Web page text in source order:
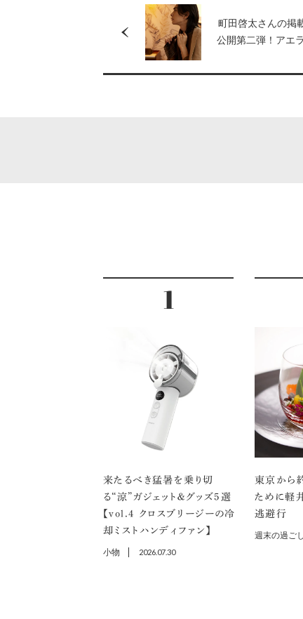
町田啓太さんの掲
公開第二弾！アエ
発売！
来たるべき猛暑を乗り切
る“涼”ガジェット＆グッズ5選
【vol.４ クロスブリージーの冷
却ミストハンディファン】
小物 2026.07.30
東京から
ために軽
逃避行
週末の過ご